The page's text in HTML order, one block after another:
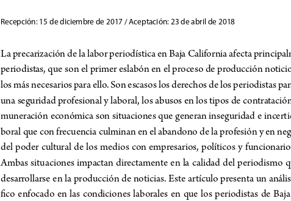
Recepción: 15 de diciembre de 2017 / Aceptación: 23 de abril de 2018
La precarización de la labor periodística en Baja California afecta
periodistas, que son el primer eslabón en el proceso de producción
los más necesarios para ello. Son escasos los derechos de los periodistas
una seguridad profesional y laboral, los abusos en los tipos de
muneración económica son situaciones que generan inseguridad e
boral que con frecuencia culminan en el abandono de la profesión y en
del  poder  cultural  de  los  medios  con  empresarios,  políticos  y
Ambas  situaciones  impactan  directamente  en  la  calidad  del  periodismo
desarrollarse en la producción de noticias. Este artículo presenta un
fico  enfocado  en  las  condiciones  laborales  en  que  los  periodistas  de